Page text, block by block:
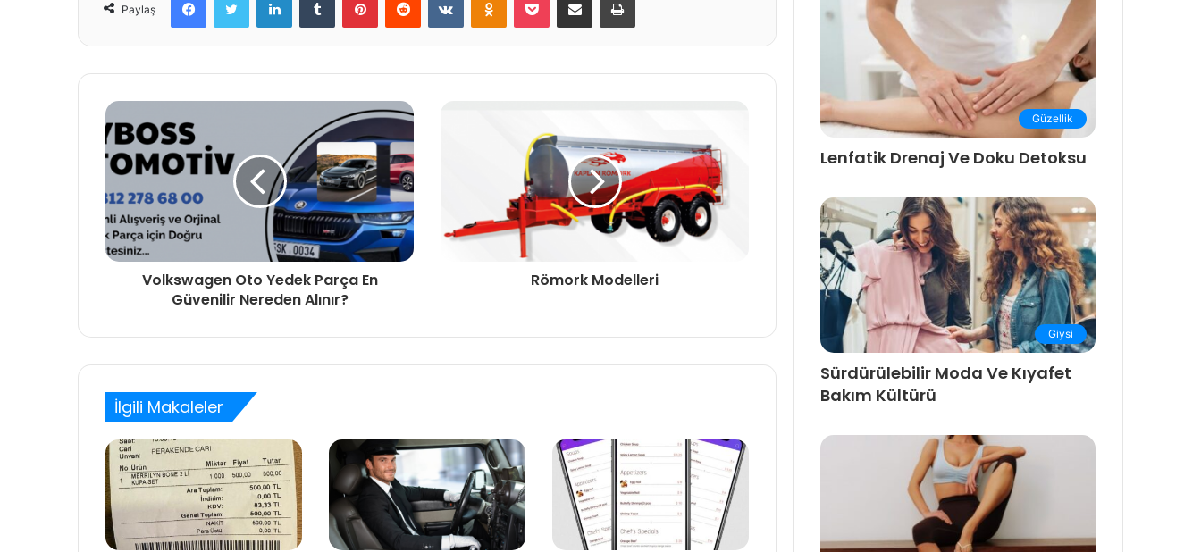
Paylaş
Volkswagen Oto Yedek Parça En
Güvenilir Nereden Alınır?
Römork Modelleri
İlgili Makaleler
Güzellik
Lenfatik Drenaj Ve Doku Detoksu
Giysi
Sürdürülebilir Moda Ve Kıyafet
Bakım Kültürü